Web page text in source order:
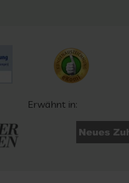
Erwähnt in: